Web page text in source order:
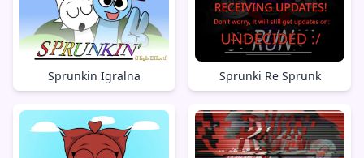
Sprunkin Igralna Sprunki Re Sprunk